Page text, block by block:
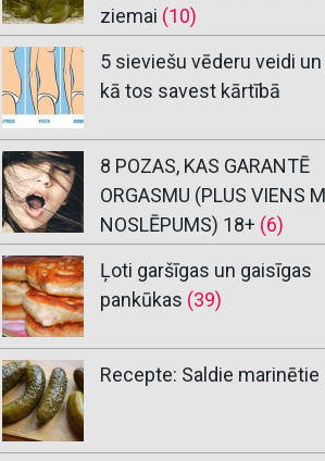
ziemai (10)
5 sieviešu vēderu veidi
kā tos savest kārtībā
8 POZAS, KAS GARANTĒ
ORGASMU (PLUS VIENS
NOSLĒPUMS) 18+ (6)
Ļoti garšīgas un gaisīgas
pankūkas (39)
Recepte: Saldie marinētie